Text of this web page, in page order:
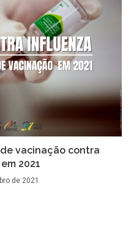
vacinação contra
2021
de 2021